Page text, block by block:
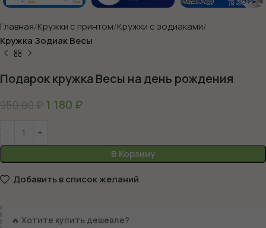
Главная Кружки с принтом Кружки с зодиаками
Кружка Зодиак Весы
Подарок кружка Весы на день рождения
950,00₽ 1 180 ₽
В Корзину
Добавить в список желаний
🔥 Хотите купить дешевле?